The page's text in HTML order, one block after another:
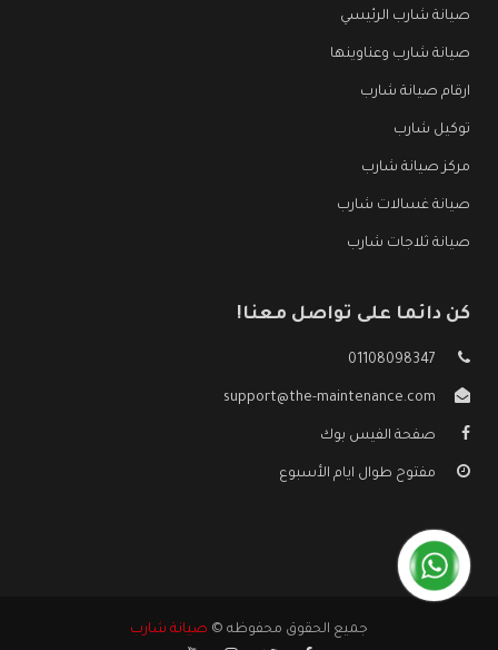
صيانة شارب الرئيسي
صيانة شارب وعناوينها
ارقام صيانة شارب
توكيل شارب
مركز صيانة شارب
صيانة غسالات شارب
صيانة ثلاجات شارب
كن دائما على تواصل معنا!
01108098347
support@the-maintenance.com
صفحة الفيس بوك
مفتوح طوال ايام الأسبوع
جميع الحقوق محفوظه © صيانة شارب